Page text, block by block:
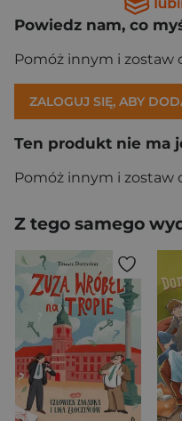
Powiedz nam, co
Pomóż innym i zostaw
ZALOGUJ SIĘ, ABY
Ten produkt nie ma
Pomóż innym i zostaw
Z tego samego